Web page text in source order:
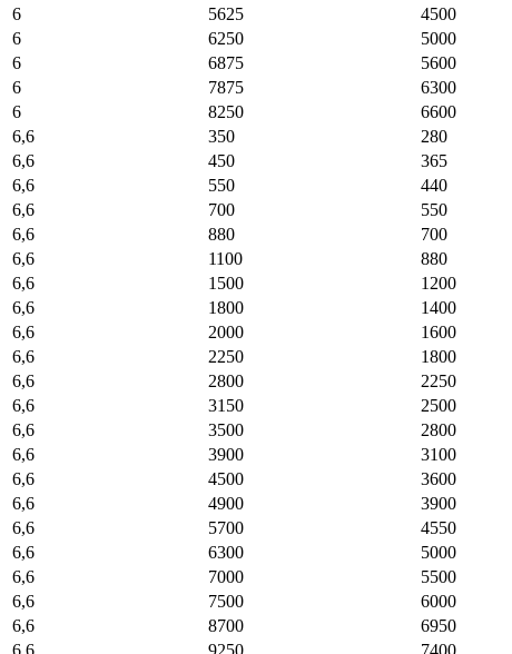
6
5625 4500
6
6250 5000
6
6875 5600
6
7875 6300
6
8250 6600
6,6
350 280
6,6
450 365
6,6
550 440
6,6
700 550
6,6
880 700
6,6
1100 880
6,6
1500 1200
6,6
1800 1400
6,6
2000 1600
6,6
2250 1800
6,6
2800 2250
6,6
3150 2500
6,6
3500 2800
6,6
3900 3100
6,6
4500 3600
6,6
4900 3900
6,6
5700 4550
6,6
6300 5000
6,6
7000 5500
6,6
7500 6000
6,6
8700 6950
6,6
9250 7400